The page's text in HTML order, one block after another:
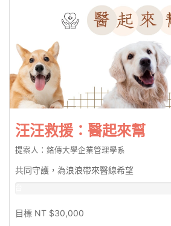
汪汪救援：醫起來幫
提案人：銘傳大學企業管理學系
共同守護，為浪浪帶來醫線希望
0%
目標 NT $30,000